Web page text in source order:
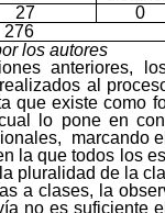
27 0
276
los autores
anteriores,
al
que existe como
lo pone en
marcando
la que todos los
pluralidad de la
a clases, la
no es suficiente